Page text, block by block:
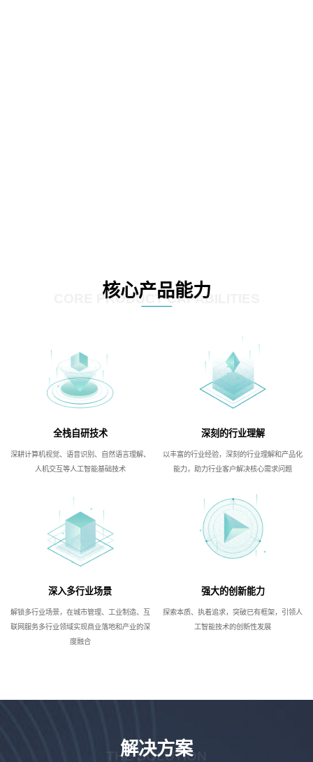
核心产品能力
CORE PRODUCT CAPABILITIES
全栈自研技术
深耕计算机视觉、语音识别、自然语言理解、
人机交互等人工智能基础技术
深刻的行业理解
以丰富的行业经验，深刻的行业理解和产品化
能力，助力行业客户解决核心需求问题
深入多行业场景
解锁多行业场景，在城市管理、工业制造、互
联网服务多行业领域实现商业落地和产业的深
度融合
强大的创新能力
探索本质、执着追求，突破已有框架，引领人
工智能技术的创新性发展
解决方案
THE SOLUTION